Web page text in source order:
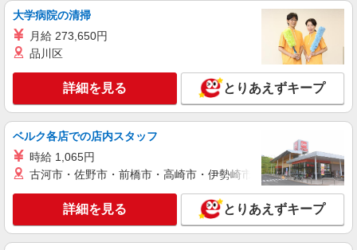
大学病院の清掃
月給 273,650円
品川区
詳細を見る とりあえずキープ
ベルク各店での店内スタッフ
時給 1,065円
古河市・佐野市・前橋市・高崎市・伊勢崎市・太田市・館林市
詳細を見る とりあえずキープ